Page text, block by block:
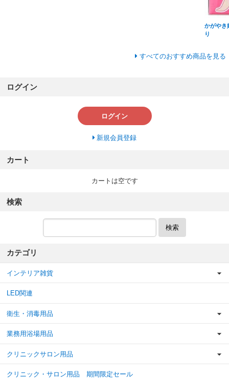
かがやき
り
すべてのおすすめ商品を見る
ログイン
ログイン
新規会員登録
カート
カートは空です
検索
検索
カテゴリ
インテリア雑貨
LED関連
衛生・消毒用品
業務用浴場用品
クリニックサロン用品
クリニック・サロン用品 期間限定セール